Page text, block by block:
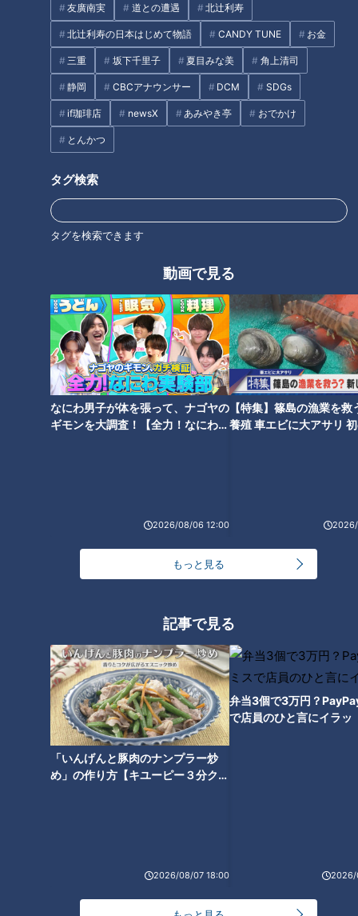
友廣南実 道との遭遇 北辻利寿
北辻利寿の日本はじめて物語 CANDY TUNE お金
三重 坂下千里子 夏目みな美 角上清司
静岡 CBCアナウンサー DCM SDGs
if珈琲店 newsX あみやき亭 おでかけ
とんかつ
タグ検索
タグを検索できます
動画で見る
なにわ男子が体を張って、ナゴヤの
ギモンを大調査！【全力！なにわ実
2026/08/06 12:00
【特集】篠島の漁業を救
養殖 車エビに大アサリ
もっと見る
記事で見る
「いんげんと豚肉のナンプラー炒
め」の作り方【キユーピー３分クッ
2026/08/07 18:00
弁当3個で3万円？
で店員のひと言にイラッ
2026/
ピンチを迎えつつも、最後まであきらめないパパと子供たちの
絆は深まっていく・・・！
＝＝＝＝＝＝＝＝＝＝＝＝＝＝＝＝＝＝＝＝＝＝＝＝＝＝＝＝
＝＝＝＝
この記事を見たあなたへのおすすめ
岐阜にマチュピチュが！？非日
常を味わえる町、岐阜・揖斐川
町周辺を、あのお笑いクイーン
がぶらり旅
たっくー＆ナナフシギのツイ
跡！都市伝説 #13
ング部』 女性指導者の日本一
える料理店」 CBCドキュメンタ
リー
伊東、中村、谷繁が捕手の心得
を惜しみなく伝授！ 竜の正捕手
を目指し、バズーカ加藤が日々
牙を磨く！
パリオリンピックで金メダルを
獲得した岡慎之助選手をはじ
め、日本のトップアスリートた
ちが集結！「第78回全日本体操
団体選手権」「第78回全日本体
操種目別選手権」をCBCテレビ
が2日連続でライブ配信！
タグ
大家族